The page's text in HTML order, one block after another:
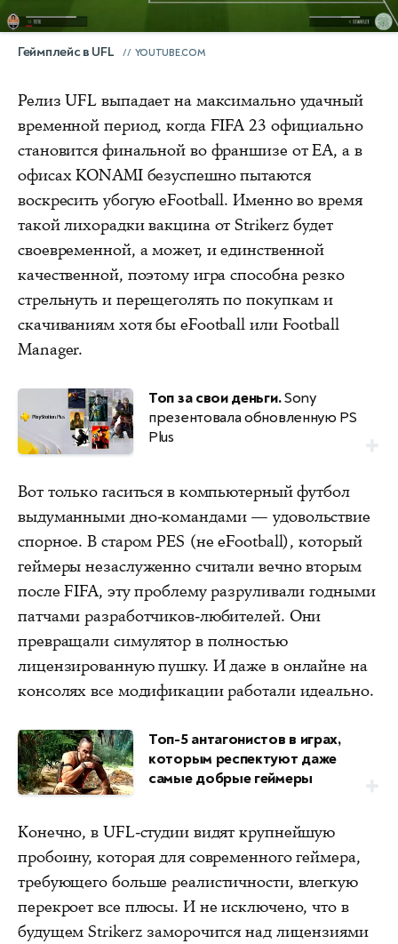
Геймплейс в UFL YOUTUBE.COM
Релиз UFL выпадает на максимально удачный
временной период, когда FIFA 23 официально
становится финальной во франшизе от EA, а в
офисах KONAMI безуспешно пытаются
воскресить убогую eFootball. Именно во время
такой лихорадки вакцина от Strikerz будет
своевременной, а может, и единственной
качественной, поэтому играспособна резко
стрельнуть и перещеголять по покупкам и
скачиваниям хотя бы eFootball или Football
Manager.
Топ за свои деньги.Sony
презентовала обновленную PS
Plus
Вот только гаситься в компьютерный футбол
выдуманными дно-командами — удовольствие
спорное. В старом PES (не eFootball), который
геймеры незаслуженно считали вечно вторым
после FIFA, эту проблему разруливали годными
патчами разработчиков-любителей. Они
превращали симулятор в полностью
лицензированную пушку. И даже в онлайне на
консолях все модификации работали идеально.
Топ-5 антагонистов в играх,
которым респектуют даже
самые добрые геймеры
Конечно, в UFL-студии видят крупнейшую
пробоину, которая для современного геймера,
требующего больше реалистичности, влегкую
перекроет все плюсы. И не исключено, что в
будущем Strikerz заморочится над лицензиями